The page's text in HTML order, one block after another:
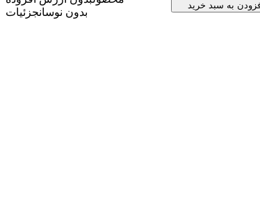
بدون نوسانجزئیات
به سبد خرید